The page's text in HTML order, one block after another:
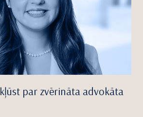
kļūst par zvērināta advokāta